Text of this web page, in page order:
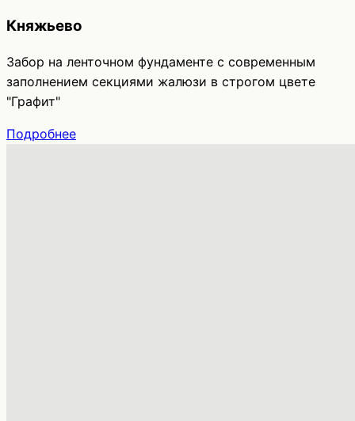
Княжьево
Забор на ленточном фундаменте с современным
заполнением секциями жалюзи в строгом цвете
"Графит"
Подробнее